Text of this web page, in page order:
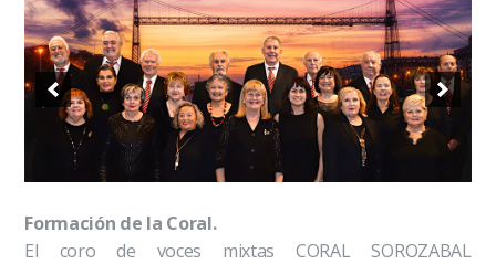
Formación de la Coral.
El coro de voces mixtas CORAL SOROZABAL